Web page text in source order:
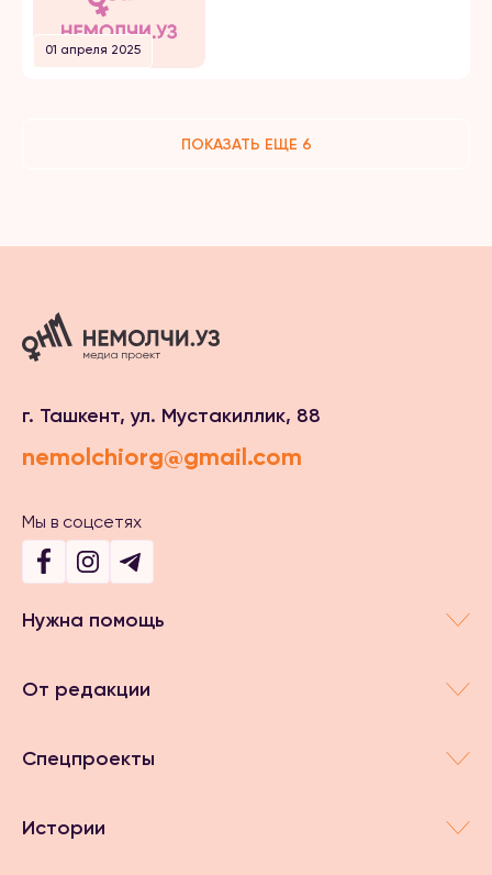
01 апреля 2025
ПОКАЗАТЬ ЕЩЕ 6
г. Ташкент, ул. Мустакиллик, 88
nemolchiorg@gmail.com
Мы в соцсетях
Нужна помощь
От редакции
Спецпроекты
Истории